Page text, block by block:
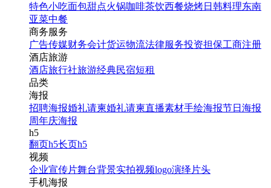
特色小吃面包甜点火锅咖啡茶饮西餐烧烤日韩料理东南
亚菜中餐
商务服务
广告传媒财务会计货运物流法律服务投资担保工商注册
酒店旅游
酒店旅行社旅游经典民宿短租
品类
海报
招聘海报婚礼请柬婚礼请柬直播素材手绘海报节日海报
周年庆海报
h5
翻页h5长页h5
视频
企业宣传片舞台背景实拍视频logo演绎 片头
手机海报